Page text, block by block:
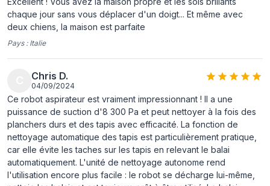
Type de conteneur
à poussière
Sac à poussière
Couleur du produit
support
smartphone à
distance
représentation / réalisation
Lavage humide Oui
chaque jour sans vous déplacer d'un doigt... Et même avec
deux chiens, la maison est parfaite
Pays : Italie
Chris D.
04/09/2024
Ce robot aspirateur est vraiment impressionnant ! Il a une
puissance de suction d'8 300 Pa et peut nettoyer à la fois des
planchers durs et des tapis avec efficacité. La fonction de
nettoyage automatique des tapis est particulièrement pratique,
car elle évite les taches sur les tapis en relevant le balai
automatiquement. L'unité de nettoyage autonome rend
l'utilisation encore plus facile : le robot se décharge lui-même,